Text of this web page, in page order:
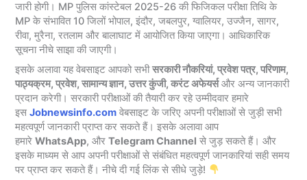
जारी होगी। MP पुलिस कांस्टेबल 2025-26 की फिजिकल परीक्षा तिथि के
MP के संभावित 10 जिलों भोपाल, इंदौर, जबलपुर, ग्वालियर, उज्जैन, सागर,
रीवा, मुरैना, रतलाम और बालाघाट में आयोजित किया जाएगा। आधिकारिक
सूचना नीचे साझा की जाएगी।
इसके अलावा यह वेबसाइट आपको सभीसरकारी नौकरियां, प्रवेश पत्र, परिणाम,
पाठ्यक्रम, प्रवेश, सामान्य ज्ञान, उत्तर कुंजी, करंट अफेयर्सऔर अन्य जानकारी
प्रदान करेगी। सरकारी परीक्षाओं की तैयारी कर रहे उम्मीदवार हमारे
इसJobnewsinfo.com वेबसाइट के जरिए अपनी परीक्षाओं से जुड़ी सभी
महत्वपूर्ण जानकारी प्राप्त कर सकते हैं। इसके अलावा आप
हमारेWhatsApp, औरTelegram Channel से जुड़ सकते हैं। और
इसके माध्यम से आप अपनी परीक्षाओं से संबंधित महत्वपूर्ण जानकारियां सही समय
पर प्राप्त कर सकते हैं। नीचे दी गई लिंक से सीधे जुड़े!